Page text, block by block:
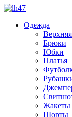
Одежда
Брюки
Юбки
Платья
Жакеты
Шорты